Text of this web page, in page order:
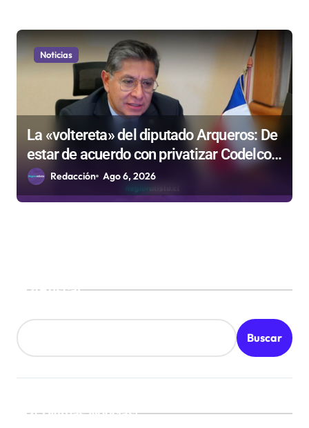
Noticias
La «voltereta» del diputado Arqueros: De
estar de acuerdo con privatizar Codelco a
defender una empresa 100% estatal
Redacción Ago 6, 2026
Buscar
Buscar
¡Ultimas Noticias!